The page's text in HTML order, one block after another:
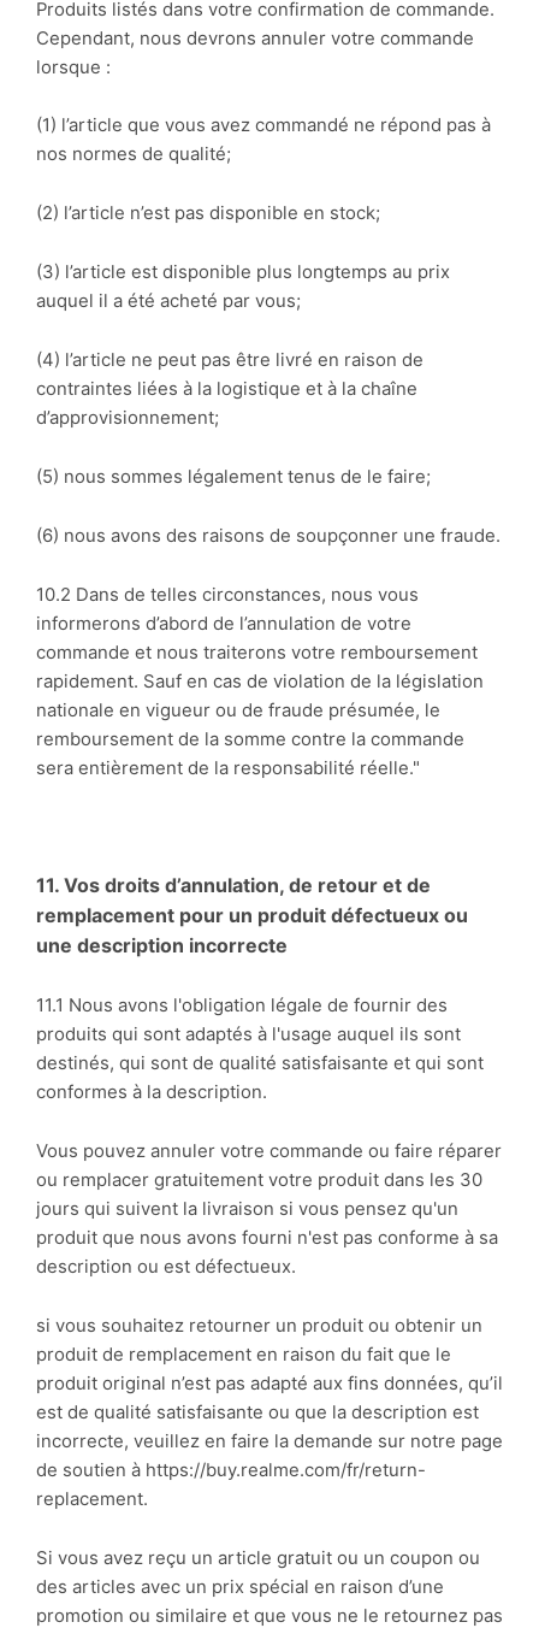
Produits listés dans votre confirmation de commande.
Cependant, nous devrons annuler votre commande
lorsque :
(1) l’article que vous avez commandé ne répond pas à
nos normes de qualité;
(2) l’article n’est pas disponible en stock;
(3) l’article est disponible plus longtemps au prix
auquel il a été acheté par vous;
(4) l’article ne peut pas être livré en raison de
contraintes liées à la logistique et à la chaîne
d’approvisionnement;
(5) nous sommes légalement tenus de le faire;
(6) nous avons des raisons de soupçonner une fraude.
10.2 Dans de telles circonstances, nous vous
informerons d’abord de l’annulation de votre
commande et nous traiterons votre remboursement
rapidement. Sauf en cas de violation de la législation
nationale en vigueur ou de fraude présumée, le
remboursement de la somme contre la commande
sera entièrement de la responsabilité réelle."
11. Vos droits d’annulation, de retour et de
remplacement pour un produit défectueux ou
une description incorrecte
11.1 Nous avons l'obligation légale de fournir des
produits qui sont adaptés à l'usage auquel ils sont
destinés, qui sont de qualité satisfaisante et qui sont
conformes à la description.
Vous pouvez annuler votre commande ou faire réparer
ou remplacer gratuitement votre produit dans les 30
jours qui suivent la livraison si vous pensez qu'un
produit que nous avons fourni n'est pas conforme à sa
description ou est défectueux.
si vous souhaitez retourner un produit ou obtenir un
produit de remplacement en raison du fait que le
produit original n’est pas adapté aux fins données, qu’il
est de qualité satisfaisante ou que la description est
incorrecte, veuillez en faire la demande sur notre page
de soutien à https://buy.realme.com/fr/return-
replacement.
Si vous avez reçu un article gratuit ou un coupon ou
des articles avec un prix spécial en raison d’une
promotion ou similaire et que vous ne le retournez pas